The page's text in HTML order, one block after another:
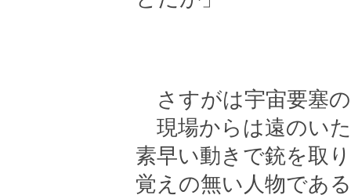
さすがは宇宙要塞
現場からは遠のい
素早い動きで銃を取
覚えの無い人物であ